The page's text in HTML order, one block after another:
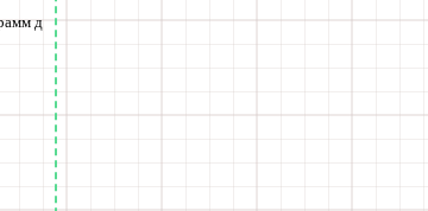
д